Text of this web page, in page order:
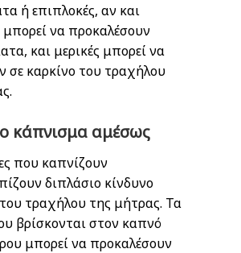
ή επιπλοκές, αν και
μπορεί να προκαλέσουν
και μερικές μπορεί να
σε καρκίνο του τραχήλου
κάπνισμα αμέσως
που καπνίζουν
διπλάσιο κίνδυνο
τραχήλου της μήτρας. Τα
βρίσκονται στον καπνό
μπορεί να προκαλέσουν